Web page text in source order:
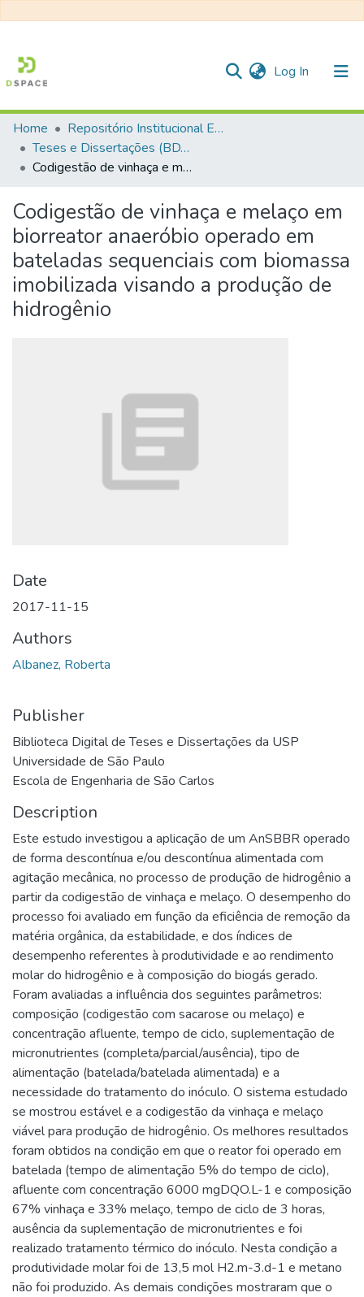
Log In (current)
Communities & Collections
All of DSpace
Statistics
Home
Repositório Institucional EESC
Teses e Dissertações (BDTD USP)
Codigestão de vinhaça e melaço em biorreator anaeróbio operado em bateladas sequenciais com biomassa imobilizada visando a produção de hidrogênio
Codigestão de vinhaça e melaço em
biorreator anaeróbio operado em
bateladas sequenciais com biomassa
imobilizada visando a produção de
hidrogênio
Date
2017-11-15
Authors
Albanez, Roberta
Publisher
Biblioteca Digital de Teses e Dissertações da USP
Universidade de São Paulo
Escola de Engenharia de São Carlos
Description
Este estudo investigou a aplicação de um AnSBBR operado
de forma descontínua e/ou descontínua alimentada com
agitação mecânica, no processo de produção de hidrogênio a
partir da codigestão de vinhaça e melaço. O desempenho do
processo foi avaliado em função da eficiência de remoção da
matéria orgânica, da estabilidade, e dos índices de
desempenho referentes à produtividade e ao rendimento
molar do hidrogênio e à composição do biogás gerado.
Foram avaliadas a influência dos seguintes parâmetros:
composição (codigestão com sacarose ou melaço) e
concentração afluente, tempo de ciclo, suplementação de
micronutrientes (completa/parcial/ausência), tipo de
alimentação (batelada/batelada alimentada) e a
necessidade do tratamento do inóculo. O sistema estudado
se mostrou estável e a codigestão da vinhaça e melaço
viável para produção de hidrogênio. Os melhores resultados
foram obtidos na condição em que o reator foi operado em
batelada (tempo de alimentação 5% do tempo de ciclo),
afluente com concentração 6000 mgDQO.L-1 e composição
67% vinhaça e 33% melaço, tempo de ciclo de 3 horas,
ausência da suplementação de micronutrientes e foi
realizado tratamento térmico do inóculo. Nesta condição a
produtividade molar foi de 13,5 mol H2.m-3.d-1 e metano
não foi produzido. As demais condições mostraram que o